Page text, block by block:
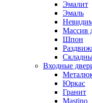
Эмалит
Эмаль
Массив
Шпон
Входные
Юркас
Гранит
Mastino